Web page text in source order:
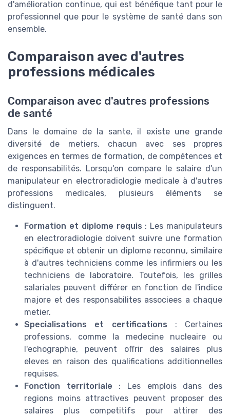
d'amélioration continue, qui est bénéfique tant pour le
professionnel que pour le système de santé dans son
ensemble.
Comparaison avec d'autres
professions médicales
Comparaison avec d'autres professions
de santé
Dans le domaine de la sante, il existe une grande
diversité de metiers, chacun avec ses propres
exigences en termes de formation, de compétences et
de responsabilités. Lorsqu'on compare le salaire d'un
manipulateur en electroradiologie medicale à d'autres
professions medicales, plusieurs éléments se
distinguent.
Formation et diplome requis : Les manipulateurs
en electroradiologie doivent suivre une formation
spécifique et obtenir un diplome reconnu, similaire
à d'autres techniciens comme les infirmiers ou les
techniciens de laboratoire. Toutefois, les grilles
salariales peuvent différer en fonction de l'indice
majore et des responsabilites associees a chaque
metier.
Specialisations et certifications : Certaines
professions, comme la medecine nucleaire ou
l'echographie, peuvent offrir des salaires plus
eleves en raison des qualifications additionnelles
requises.
Fonction territoriale : Les emplois dans des
regions moins attractives peuvent proposer des
salaires plus competitifs pour attirer des